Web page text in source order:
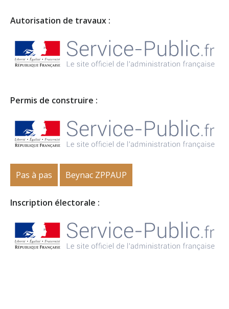
Autorisation de travaux :
Permis de construire :
Pas à pas Beynac ZPPAUP
Inscription électorale :